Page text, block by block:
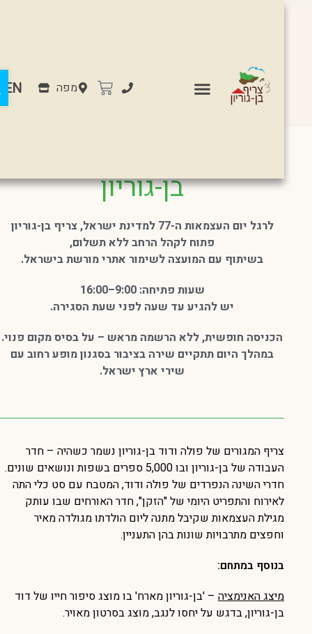
מפה EN
בן-גוריון
לרגל יום העצמאות ה-77 למדינת ישראל, צריף בן-גוריון
פתוח לקהל הרחב ללא תשלום,
בשיתוף עם המועצה לשימור אתרי מורשת בישראל.
שעות פתיחה: 9:00–16:00
יש להגיע עד שעה לפני שעת הסגירה.
הכניסה חופשית, ללא הרשמה מראש – על בסיס מקום פנוי.
במהלך היום תתקיים שירה בציבור בסגנון מופע רחוב עם
שירי ארץ ישראל.
צריף המגורים של פולה ודוד בן-גוריון נשמר כשהיה – חדר
העבודה של בן-גוריון ובו 5,000 ספרים בשפות ונושאים שונים.
חדרי השינה הנפרדים של פולה ודוד, המטבח עם סט כלי התה
לאירוח והתפריט היומי של "הזקן", חדר האורחים שבו עותק
מגילת העצמאות שקיבל מתנה ליום הולדתו מגולדה מאיר
וחפצים מתרבויות שונות בהן התעניין.
בנוסף במתחם:
מיצג האנימציה– 'בן-גוריון מארח' בו מוצג סיפור חייו של דוד
בן-גוריון, בדגש על יחסו לנגב, מוצג בסרטון מאויר.